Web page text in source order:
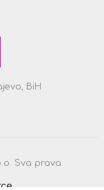
BiH
Sva prava